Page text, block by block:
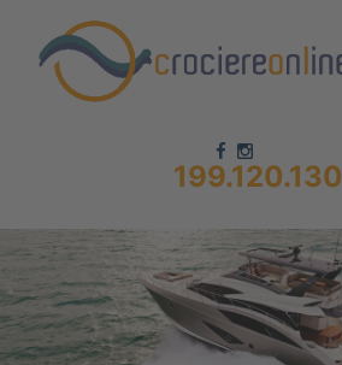
199.120.130
Chi siamo – CrociereOnLine
Destinazioni Crociere
Prenota crociere